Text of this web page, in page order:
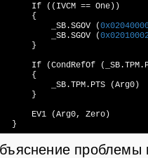
If ((IVCM == One))
{
_SB.SGOV (
_SB.SGOV (
}
If (CondRefOf
{
_SB.TPM.PTS (Arg0)
}
EV1 (Arg0, Zero)
}
проблемы